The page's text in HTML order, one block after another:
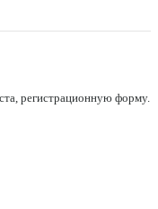
регистрационную форму.